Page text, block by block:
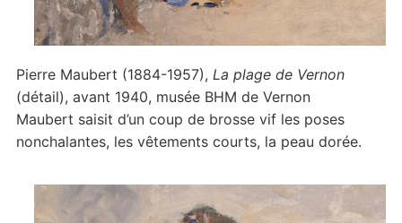
Pierre Maubert (1884-1957), La plage de Vernon
(détail), avant 1940, musée BHM de Vernon
Maubert saisit d’un coup de brosse vif les poses
nonchalantes, les vêtements courts, la peau dorée.